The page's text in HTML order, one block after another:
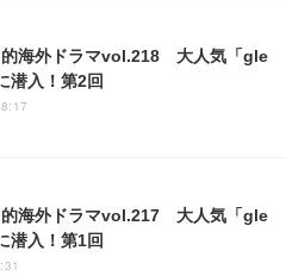
的海外ドラマvol.218 大人気「gle
潜入！第2回
的海外ドラマvol.217 大人気「gle
潜入！第1回